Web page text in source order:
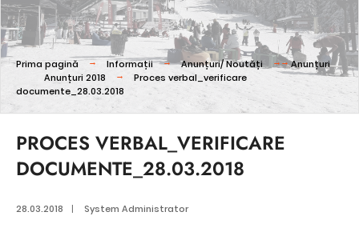
Prima pagină Informații Anunțuri/ Noutăți
Anunțuri
Anunțuri 2018
Proces verbal_verificare
documente_28.03.2018
PROCES VERBAL_VERIFICARE
DOCUMENTE_28.03.2018
28.03.2018 | System Administrator